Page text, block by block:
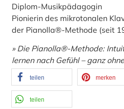
Diplom-Musikpädagogin
Pionierin des mikrotonalen
der Pianolla®-Methode (seit
» Die Pianolla®-Methode:
lernen nach Gefühl – ganz
teilen merken
teilen